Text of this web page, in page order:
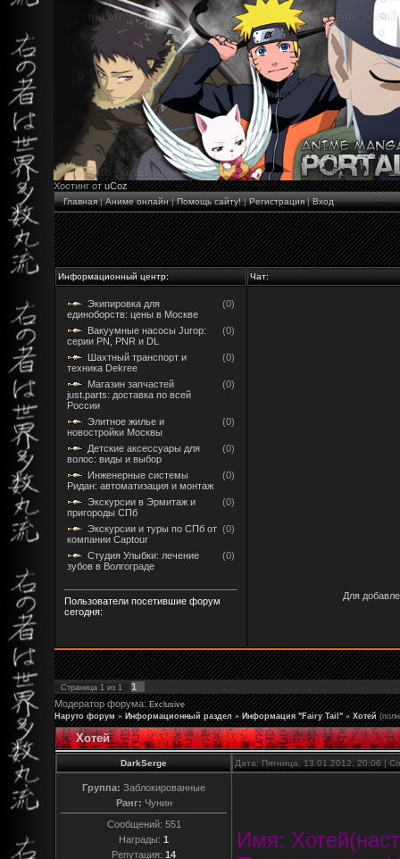
Хостинг отuCoz
Главная|Аниме онлайн|Помощь сайту!|Регистрация|Вход
Информационный центр: Чат:
Экипировка для
единоборств: цены в Москве
(0)
Вакуумные насосы Jurop:
серии PN, PNR и DL
(0)
Шахтный транспорт и
техника Dekree
(0)
Магазин запчастей
just.parts: доставка по всей
России
(0)
Элитное жилье и
новостройки Москвы
(0)
Детские аксессуары для
волос: виды и выбор
(0)
Инженерные системы
Ридан: автоматизация и монтаж
(0)
Экскурсии в Эрмитаж и
пригороды СПб
(0)
Экскурсии и туры по СПб от
компании Captour
(0)
Студия Улыбки: лечение
зубов в Волгограде
(0)
Пользователи посетившие форум
сегодня:
Для
Страница 1 из 1
1
Модератор форума:Exclusive
Наруто форум » Информационный раздел » Информация "Fairy Tail" » Хотей
Хотей
DarkSerge Дата: Пятница, 13.01.2012, 20:06 |
Группа: Заблокированные
Ранг: Чунин
Сообщений: 551
Награды: 1
Репутация: 14
Имя: